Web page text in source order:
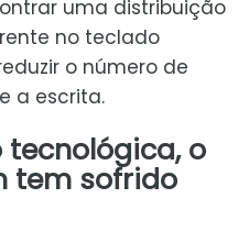
uma distribuição
no teclado
o número de
a escrita.
o
tem sofrido